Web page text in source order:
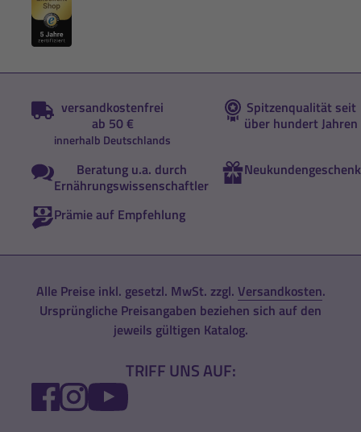
versandkostenfrei
ab 50 €
innerhalb Deutschlands
Spitzenqualität seit
über hundert Jahren
Beratung u.a. durch
Ernährungswissenschaftler
Neukundengeschenk
Prämie auf Empfehlung
Alle Preise inkl. gesetzl. MwSt. zzgl. Versandkosten.
Ursprüngliche Preisangaben beziehen sich auf den
jeweils gültigen Katalog.
TRIFF UNS AUF:
FACEBOOK
INSTAGRAM
YOUTUBE